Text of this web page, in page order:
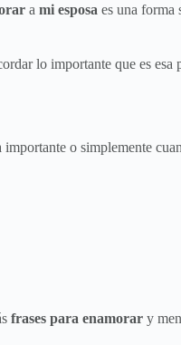
a mi esposa es una forma
lo importante que es
o simplemente
frases para enamorar y